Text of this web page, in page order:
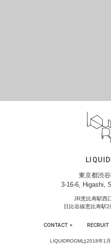
東京都渋
3-16-6, Higashi,
JR恵比寿駅西
日比谷線恵比寿駅
CONTACT > RECRUIT
LIQUIDROOMは2018年1月